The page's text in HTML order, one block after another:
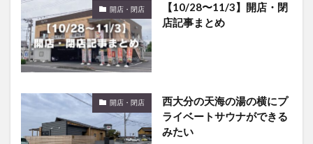
開店・閉店
【10/28〜11/3】開店・閉
店記事まとめ
開店・閉店
西大分の天海の湯の横にプ
ライベートサウナができる
みたい